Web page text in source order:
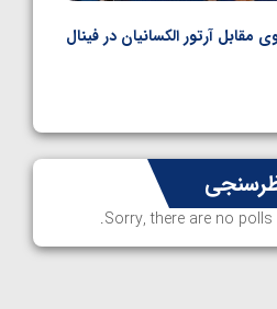
مقابل آرتور الکسانیان در فینال
Sorry, there are no